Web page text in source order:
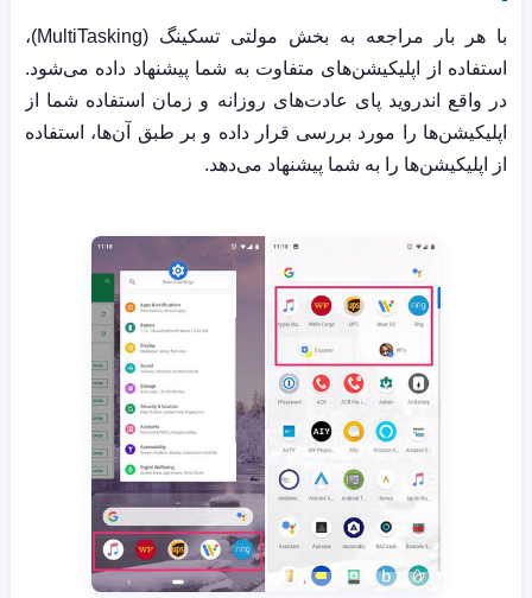
با هر بار مراجعه به بخش مولتی تسکینگ (MultiTasking)
،
استفاده از اپلیکیشن‌های متفاوت به شما پیشنهاد داده می‌شود.
در واقع اندروید پای عادت‌های روزانه و زمان استفاده شما از
اپلیکیشن‌ها را مورد بررسی قرار داده و بر طبق آن‌ها، استفاده
از اپلیکیشن‌ها را به شما پیشنهاد می‌دهد.